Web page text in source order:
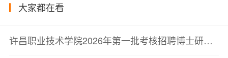
大家都在看
许昌职业技术学院2026年第一批考核招聘博士研究生拟聘用人员名单公示